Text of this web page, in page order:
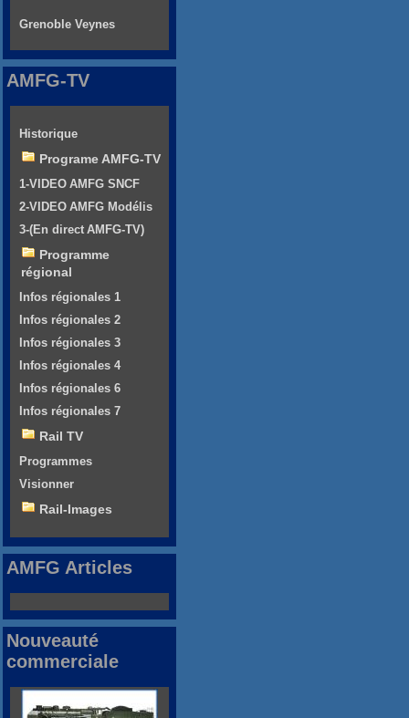
Grenoble Veynes
AMFG-TV
Historique
Programe AMFG-TV
1-VIDEO AMFG SNCF
2-VIDEO AMFG Modélis
3-(En direct AMFG-TV)
Programme
régional
Infos régionales 1
Infos régionales 2
Infos régionales 3
Infos régionales 4
Infos régionales 6
Infos régionales 7
Rail TV
Programmes
Visionner
Rail-Images
AMFG Articles
Nouveauté
commerciale